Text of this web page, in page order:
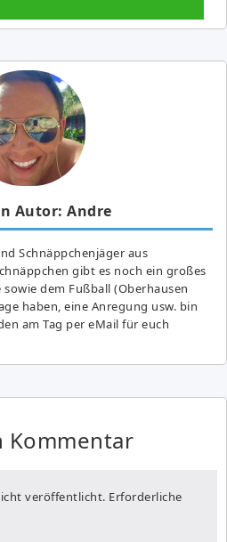
Autor: Andre
Schnäppchenjäger aus
gibt es noch ein großes
dem Fußball (Oberhausen
haben, eine Anregung usw. bin
am Tag per eMail für euch
Kommentar
veröffentlicht. Erforderliche